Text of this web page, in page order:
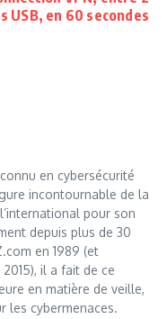
USB, en 60 secondes
en cybersécurité
incontournable de la
pour son
depuis plus de 30
en 1989 (et
il a fait de ce
en matière de veille,
les cybermenaces.